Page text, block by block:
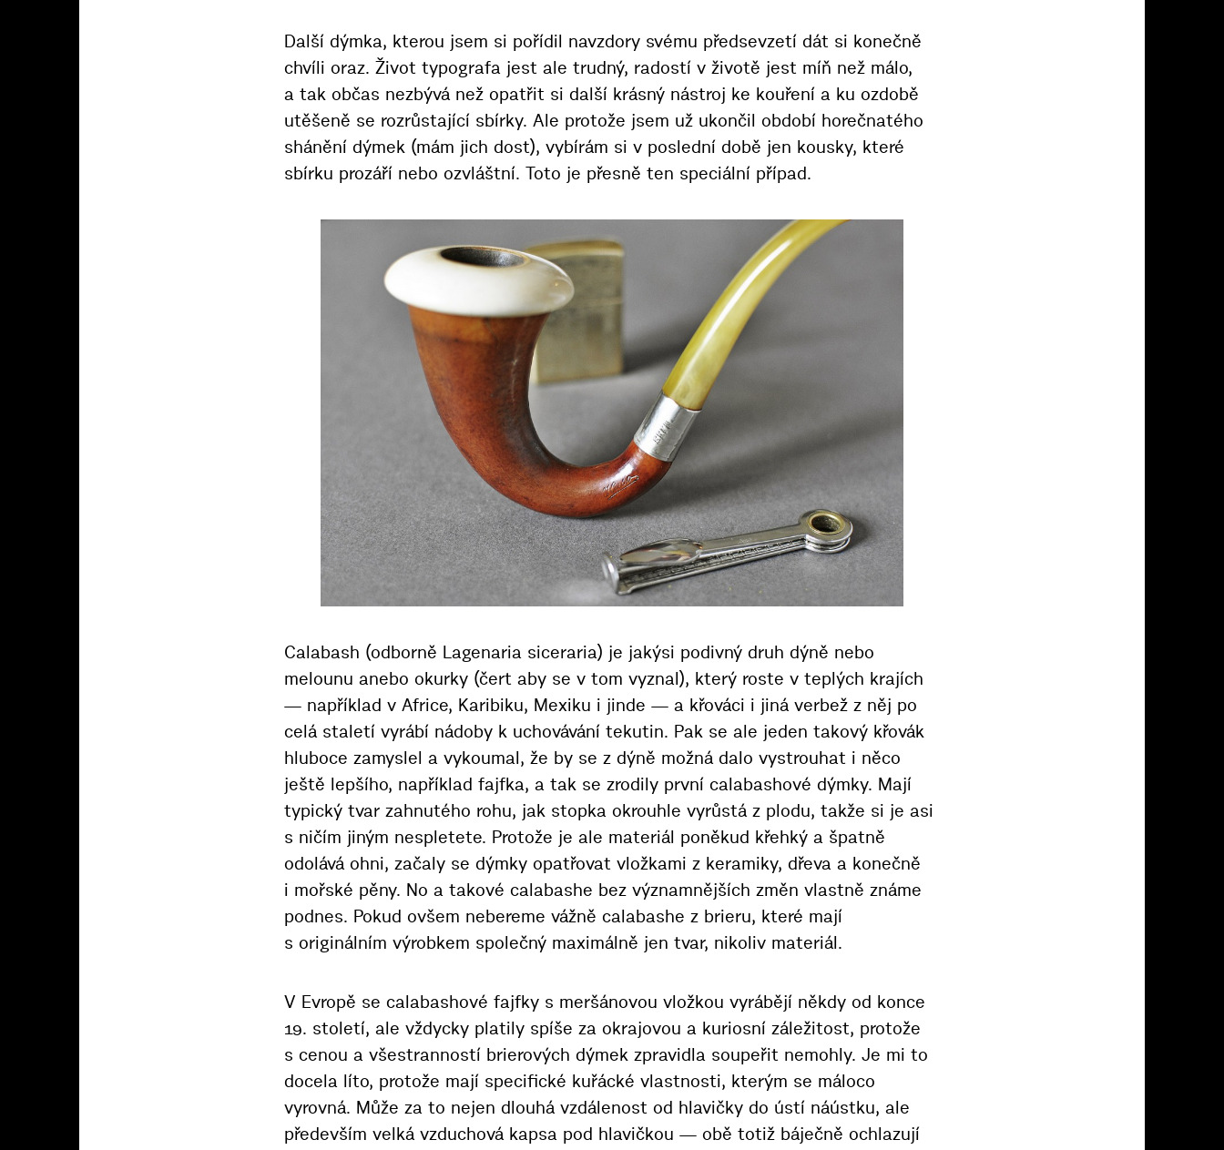
Další dýmka, kterou jsem si pořídil navzdory svému předsevzetí dát si konečně
chvíli oraz. Život typografa jest ale trudný, radostí v životě jest míň než málo,
a tak občas nezbývá než opatřit si další krásný nástroj ke kouření a ku ozdobě
utěšeně se rozrůstající sbírky. Ale protože jsem už ukončil období horečnatého
shánění dýmek (mám jich dost), vybírám si v poslední době jen kousky, které
sbírku prozáří nebo ozvláštní. Toto je přesně ten speciální případ.
Calabash (odborně Lagenaria siceraria) je jakýsi podivný druh dýně nebo
melounu anebo okurky (čert aby se v tom vyznal), který roste v teplých krajích
— například v Africe, Karibiku, Mexiku i jinde — a křováci i jiná verbež z něj po
celá staletí vyrábí nádoby k uchovávání tekutin. Pak se ale jeden takový křovák
hluboce zamyslel a vykoumal, že by se z dýně možná dalo vystrouhat i něco
ještě lepšího, například fajfka, a tak se zrodily první calabashové dýmky. Mají
typický tvar zahnutého rohu, jak stopka okrouhle vyrůstá z plodu, takže si je asi
s ničím jiným nespletete. Protože je ale materiál poněkud křehký a špatně
odolává ohni, začaly se dýmky opatřovat vložkami z keramiky, dřeva a konečně
i mořské pěny. No a takové calabashe bez významnějších změn vlastně známe
podnes. Pokud ovšem nebereme vážně calabashe z brieru, které mají
s originálním výrobkem společný maximálně jen tvar, nikoliv materiál.
V Evropě se calabashové fajfky s meršánovou vložkou vyrábějí někdy od konce
19. století, ale vždycky platily spíše za okrajovou a kuriosní záležitost, protože
s cenou a všestranností brierových dýmek zpravidla soupeřit nemohly. Je mi to
docela líto, protože mají specifické kuřácké vlastnosti, kterým se máloco
vyrovná. Může za to nejen dlouhá vzdálenost od hlavičky do ústí náústku, ale
především velká vzduchová kapsa pod hlavičkou — obě totiž báječně ochlazují